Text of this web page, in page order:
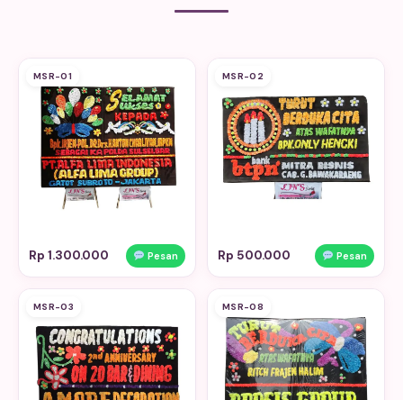
MSR-01
Rp 1.300.000 Pesan
MSR-02
Rp 500.000 Pesan
MSR-03 MSR-08